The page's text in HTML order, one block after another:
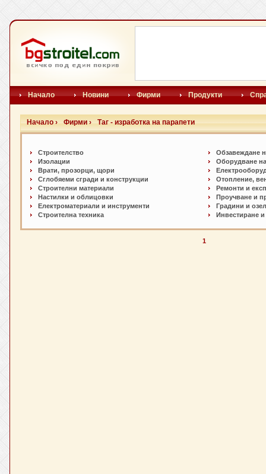
Начало Новини Фирми Продукти
Начало › Фирми › Таг - изработка на парапети
Строителство
Изолации
Врати, прозорци, щори
Сглобяеми сгради и конструкции
Строителни материали
Настилки и oблицовки
Електроматериали и инструменти
Строителна техника
Обзавеждане
Оборудване
Отопление,
Ремонти и
Проучване и
Градини и
Инвестиране
1